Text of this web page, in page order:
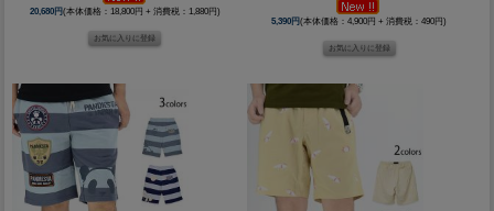
20,680円(本体価格：18,800円 + 消費税：1,880円)
5,390円(本体価格：4,900円 + 消費税：490円)